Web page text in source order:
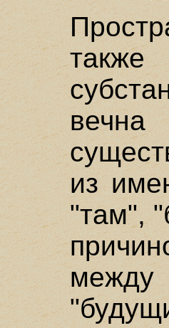
также
из
"там",